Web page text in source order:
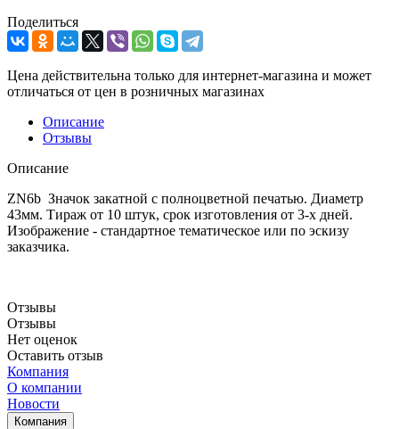
Поделиться
Цена действительна только для интернет-магазина и может
отличаться от цен в розничных магазинах
Описание
Отзывы
Описание
ZN6b Значок закатной с полноцветной печатью. Диаметр
43мм. Тираж от 10 штук, срок изготовления от 3-х дней.
Изображение - стандартное тематическое или по эскизу
заказчика.
Отзывы
Отзывы
Нет оценок
Оставить отзыв
Компания
О компании
Новости
Компания